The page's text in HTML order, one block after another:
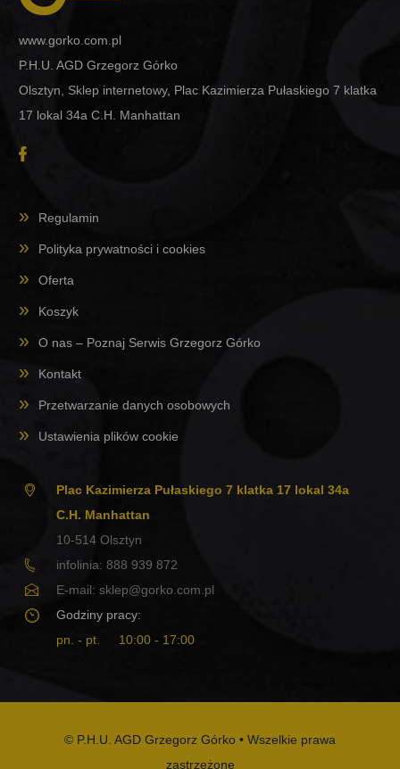
www.gorko.com.pl
P.H.U. AGD Grzegorz Górko
Olsztyn, Sklep internetowy, Plac Kazimierza Pułaskiego 7 klatka
17 lokal 34a C.H. Manhattan
Regulamin
Polityka prywatności i cookies
Oferta
Koszyk
O nas – Poznaj Serwis Grzegorz Górko
Kontakt
Przetwarzanie danych osobowych
Ustawienia plików cookie
Plac Kazimierza Pułaskiego 7 klatka 17 lokal 34a
C.H. Manhattan
10-514 Olsztyn
infolinia: 888 939 872
E-mail: sklep@gorko.com.pl
Godziny pracy:
pn. - pt.
10:00 - 17:00
© P.H.U. AGD Grzegorz Górko • Wszelkie prawa
zastrzeżone